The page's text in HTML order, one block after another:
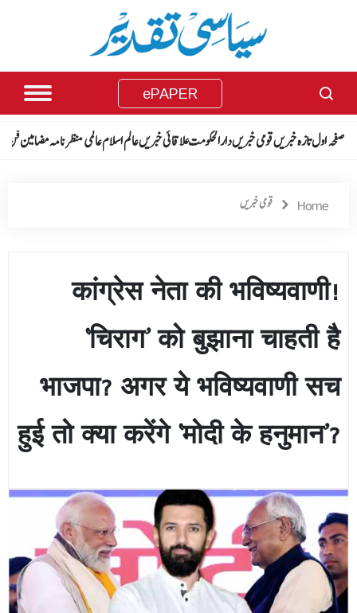
ePAPER
صفحہ اولتازہ خبریںقومی خبریںدارالحکومتعلاقائی خبریںعالم اسلامعالمی منظرنامہمضامینفن
Home قومی خبریں
कांग्रेस नेता की भविष्यवाणी!
‘चिराग’ को बुझाना चाहती है
भाजपा? अगर ये भविष्यवाणी सच
हुई तो क्या करेंगे ‘मोदी के हनुमान’?